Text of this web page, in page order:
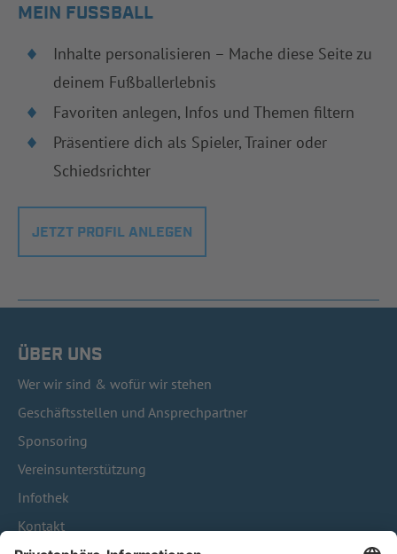
MEIN FUSSBALL
Inhalte personalisieren – Mache diese Seite zu
deinem Fußballerlebnis
Favoriten anlegen, Infos und Themen filtern
Präsentiere dich als Spieler, Trainer oder
Schiedsrichter
JETZT PROFIL ANLEGEN
ÜBER UNS
Wer wir sind & wofür wir stehen
Geschäftsstellen und Ansprechpartner
Sponsoring
Vereinsunterstützung
Infothek
Kontakt